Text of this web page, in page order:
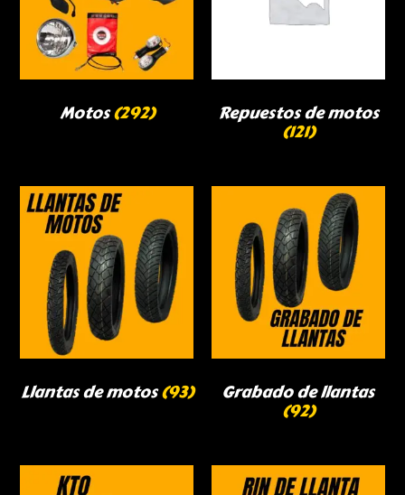
Motos(292) Repuestos de motos
(121)
Llantas de motos(93) Grabado de llantas
(92)